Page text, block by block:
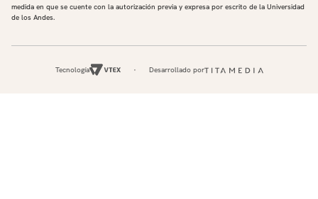
medida en que se cuente con la autorización previa y expresa por escrito de la Universidad
de los Andes.
Tecnología Desarrollado por